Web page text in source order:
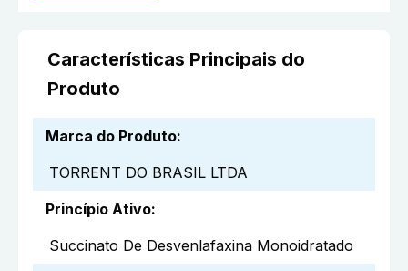
Características Principais do
Produto
Marca do Produto:
TORRENT DO BRASIL LTDA
Princípio Ativo:
Succinato De Desvenlafaxina Monoidratado